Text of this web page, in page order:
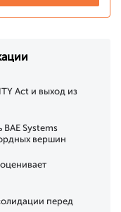
Act и выход из
BAE Systems
вершин
перед